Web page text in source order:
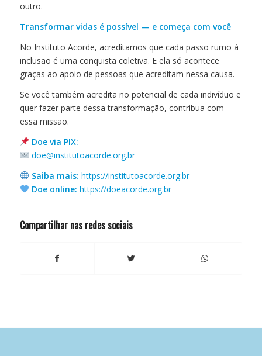
outro.
Transformar vidas é possível — e começa com você
No Instituto Acorde, acreditamos que cada passo rumo à
inclusão é uma conquista coletiva. E ela só acontece
graças ao apoio de pessoas que acreditam nessa causa.
Se você também acredita no potencial de cada indivíduo e
quer fazer parte dessa transformação, contribua com
essa missão.
Doe via PIX:
doe@institutoacorde.org.br
Saiba mais: https://institutoacorde.org.br
Doe online: https://doeacorde.org.br
Compartilhar nas redes sociais